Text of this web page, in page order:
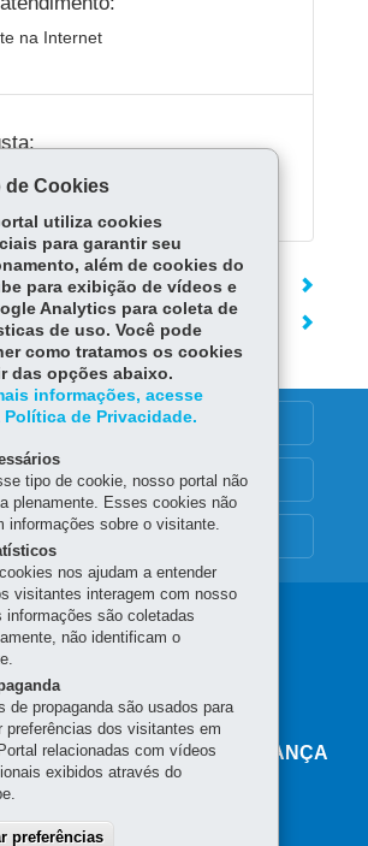
na Internet
CORRUPÇÃO
DO MIGRANTE
GERAL DE GOVERNANÇA
MIGRATÓRIA
010-Curitiba
de Cookies
utiliza cookies
para garantir seu
além de cookies do
para exibição de vídeos e
Analytics para coleta de
de uso. Você pode
como tratamos os cookies
das opções abaixo.
informações, acesse
Política de Privacidade.
tipo de cookie, nosso portal não
plenamente. Esses cookies não
informações sobre o visitante.
nos ajudam a entender
visitantes interagem com nosso
informações são coletadas
não identificam o
de propaganda são usados para
preferências dos visitantes em
relacionadas com vídeos
exibidos através do
preferências